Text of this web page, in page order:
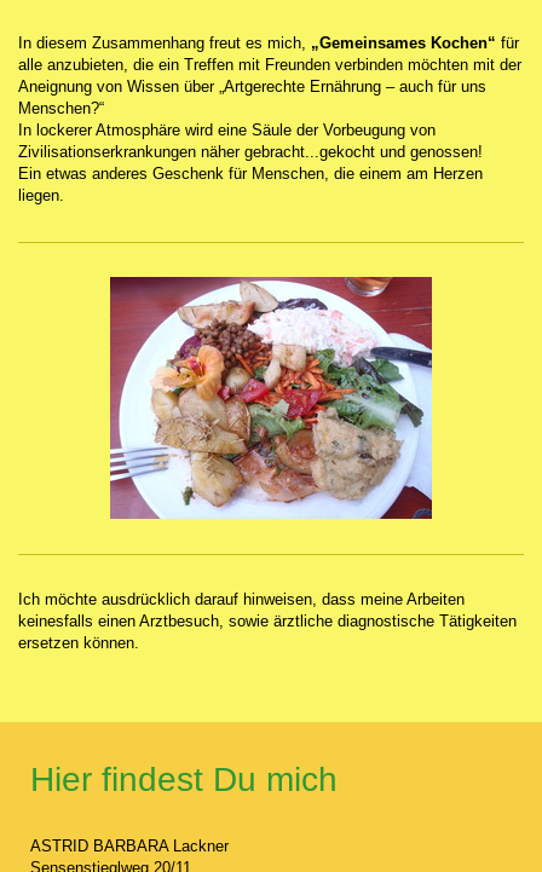
In diesem Zusammenhang freut es mich, „Gemeinsames Kochen“ für
alle anzubieten, die ein Treffen mit Freunden verbinden möchten mit der
Aneignung von Wissen über „Artgerechte Ernährung – auch für uns
Menschen?“
In lockerer Atmosphäre wird eine Säule der Vorbeugung von
Zivilisationserkrankungen näher gebracht...gekocht und genossen!
Ein etwas anderes Geschenk für Menschen, die einem am Herzen
liegen.
Ich möchte ausdrücklich darauf hinweisen, dass meine Arbeiten
keinesfalls einen Arztbesuch, sowie ärztliche diagnostische Tätigkeiten
ersetzen können.
Hier findest Du mich
ASTRID BARBARA Lackner
Sensenstieglweg 20/11